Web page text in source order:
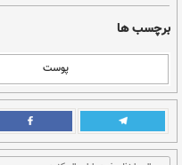
باید صمغ کاج را با
آمیخته ضماد کنند.
درخت کاج برای این